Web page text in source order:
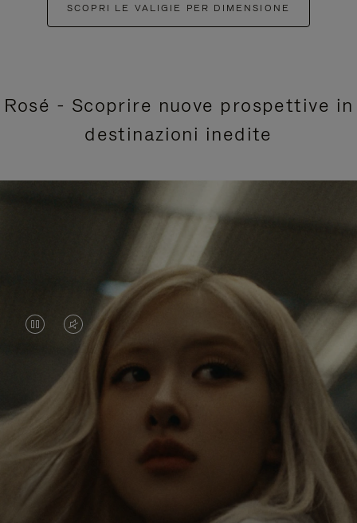
SCOPRI LE VALIGIE PER DIMENSIONE
Rosé - Scoprire nuove prospettive in
destinazioni inedite
IL
VIDEO
È
IN
PAUSA,
PREMERE
IL
VIDEO
SILENZIATO,
PREMI
ATTIVARE
Rosé viaggia costantemente alla scoperta del
mondo e in ogni destinazione trova nuove
prospettive che lasciano un impatto duraturo su di
lei. In ogni nuova destinazione, scopre il mondo e se
stessa nel modo più autentico.